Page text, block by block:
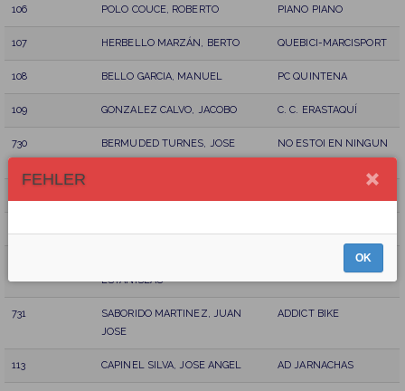
106 POLO COUCE, ROBERTO PIANO PIANO
107 HERBELLO MARZÁN, BERTO QUEBICI-MARCISPORT
108 BELLO GARCIA, MANUEL PC QUINTENA
109 GONZALEZ CALVO, JACOBO C. C. ERASTAQUÍ
730
BERMUDED TURNES, JOSE
ANTONIO
NO ESTOI EN NINGUN
CLUB
ESTANISLAO
C. C. ERASTAQUÍ
731
SABORIDO MARTINEZ, JUAN
JOSE
ADDICT BIKE
113 CAPINEL SILVA, JOSE ANGEL AD JARNACHAS
FEHLER
OK